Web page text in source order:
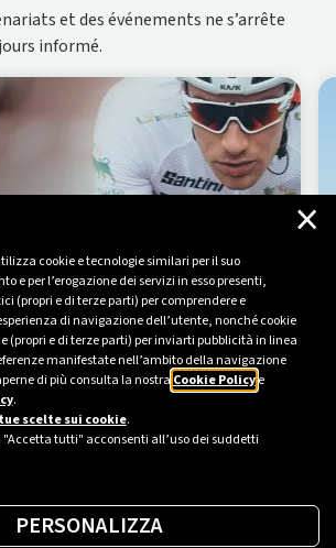
cookie e tecnologie similari per il suo
e per l’erogazione dei servizi in esso presenti,
(propri e di terze parti) per comprendere e
di navigazione dell’utente, nonché cookie
(propri e di terze parti) per inviarti pubblicità in linea
manifestate nell’ambito della navigazione
di più consulta la nostra Cookie Policye
.
scelte sui cookie.
"Accetta tutti" acconsenti all’uso dei suddetti
×
PERSONALIZZA
et des événements ne s’arrête
informé.